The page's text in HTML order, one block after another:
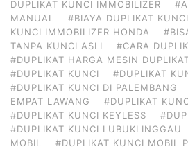
DUPLIKAT KUNCI IMMOBILIZER
MANUAL
#BIAYA DUPLIKAT KUNCI
KUNCI IMMOBILIZER HONDA
TANPA KUNCI ASLI
#CARA
#DUPLIKAT HARGA MESIN
#DUPLIKAT KUNCI
#DUPLIKAT
#DUPLIKAT KUNCI DI PALEMBANG
EMPAT LAWANG
#DUPLIKAT
#DUPLIKAT KUNCI KEYLESS
#DUPLIKAT KUNCI LUBUKLINGGAU
MOBIL
#DUPLIKAT KUNCI MOBIL